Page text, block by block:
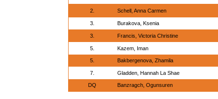
2. Schell, Anna Carmen
3. Burakova, Ksenia
3. Francis, Victoria Christine
5. Kazem, Iman
5. Bakbergenova, Zhamila
7. Gladden, Hannah La Shae
DQ Banzragch, Ogunsuren